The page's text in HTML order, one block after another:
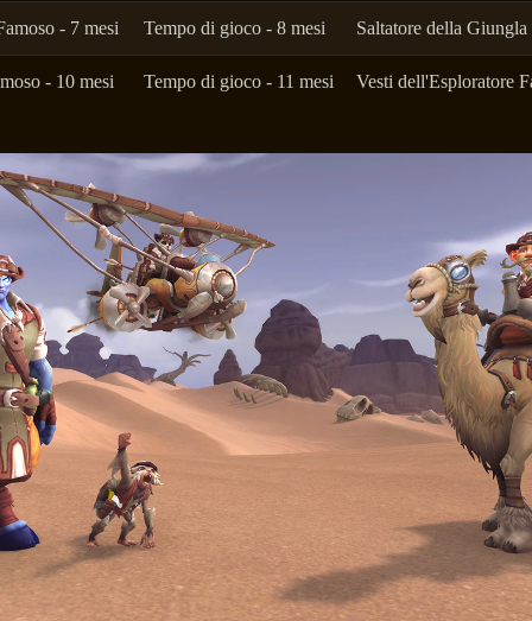
- 7 mesi Tempo di gioco - 8 mesi Saltatore della
- 10 mesi Tempo di gioco - 11 mesi Vesti dell'Esploratore